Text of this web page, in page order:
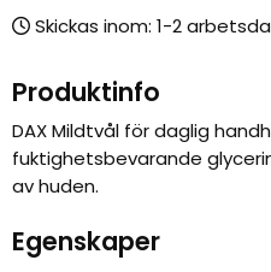
Skickas inom:
Produktinfo
DAX Mildtvål för daglig
fuktighetsbevarande
av huden.
Egenskaper